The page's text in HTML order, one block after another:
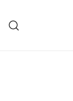
treści